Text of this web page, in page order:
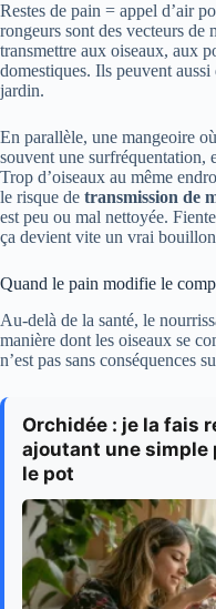
Restes de pain = appel d’air
rongeurs sont des vecteurs de
transmettre aux oiseaux, aux
domestiques. Ils peuvent
jardin.
En parallèle, une mangeoire
souvent une surfréquentation,
Trop d’oiseaux au même
le risque de transmission de
est peu ou mal nettoyée.
ça devient vite un vrai
Quand le pain modifie le
Au-delà de la santé, le
manière dont les oiseaux se
n’est pas sans conséquences
Orchidée : je la fais
ajoutant une simple
le pot